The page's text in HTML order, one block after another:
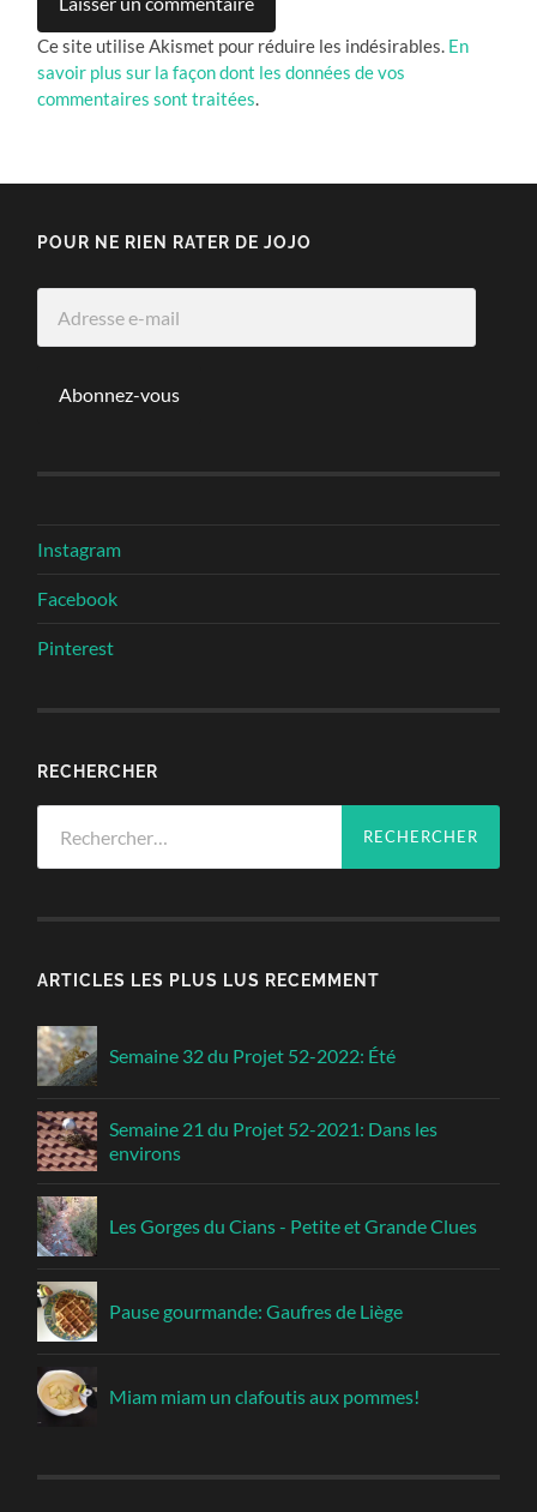
Ce site utilise Akismet pour réduire les indésirables. En
savoir plus sur la façon dont les données de vos
commentaires sont traitées.
POUR NE RIEN RATER DE JOJO
Abonnez-vous
Instagram
Facebook
Pinterest
RECHERCHER
ARTICLES LES PLUS LUS RECEMMENT
Semaine 32 du Projet 52-2022: Été
Semaine 21 du Projet 52-2021: Dans les
environs
Les Gorges du Cians - Petite et Grande Clues
Pause gourmande: Gaufres de Liège
Miam miam un clafoutis aux pommes!